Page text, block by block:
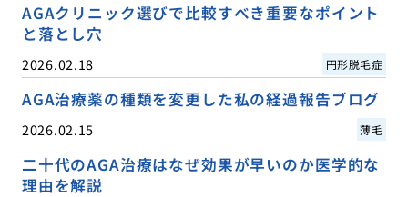
AGAクリニック選びで比較すべき重要なポイント
と落とし穴
2026.02.18 円形脱毛症
AGA治療薬の種類を変更した私の経過報告ブログ
2026.02.15 薄毛
二十代のAGA治療はなぜ効果が早いのか医学的な
理由を解説